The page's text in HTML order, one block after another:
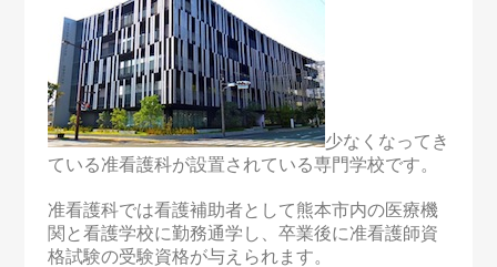
少なくなってき
ている准看護科が設置されている専門学校です。
准看護科では看護補助者として熊本市内の医療機
関と看護学校に勤務通学し、卒業後に准看護師資
格試験の受験資格が与えられます。